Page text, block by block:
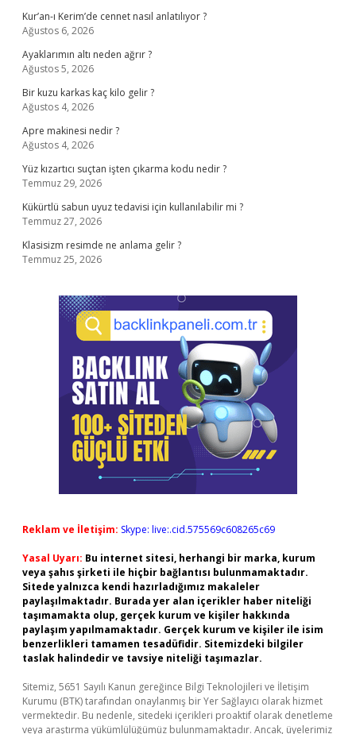
Kur’an-ı Kerim’de cennet nasıl anlatılıyor ?
Ağustos 6, 2026
Ayaklarımın altı neden ağrır ?
Ağustos 5, 2026
Bir kuzu karkas kaç kilo gelir ?
Ağustos 4, 2026
Apre makinesi nedir ?
Ağustos 4, 2026
Yüz kızartıcı suçtan işten çıkarma kodu nedir ?
Temmuz 29, 2026
Kükürtlü sabun uyuz tedavisi için kullanılabilir mi ?
Temmuz 27, 2026
Klasisizm resimde ne anlama gelir ?
Temmuz 25, 2026
Reklam ve İletişim: Skype: live:.cid.575569c608265c69
Yasal Uyarı: Bu internet sitesi, herhangi bir marka, kurum
veya şahıs şirketi ile hiçbir bağlantısı bulunmamaktadır.
Sitede yalnızca kendi hazırladığımız makaleler
paylaşılmaktadır. Burada yer alan içerikler haber niteliği
taşımamakta olup, gerçek kurum ve kişiler hakkında
paylaşım yapılmamaktadır. Gerçek kurum ve kişiler ile isim
benzerlikleri tamamen tesadüfidir. Sitemizdeki bilgiler
taslak halindedir ve tavsiye niteliği taşımazlar.
Sitemiz, 5651 Sayılı Kanun gereğince Bilgi Teknolojileri ve İletişim
Kurumu (BTK) tarafından onaylanmış bir Yer Sağlayıcı olarak hizmet
vermektedir. Bu nedenle, sitedeki içerikleri proaktif olarak denetleme
veya araştırma yükümlülüğümüz bulunmamaktadır. Ancak, üyelerimiz